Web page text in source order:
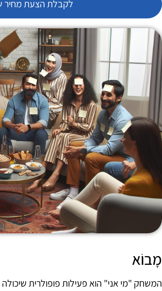
לקבלת הצעת מחיר
מָבוֹא
המשחק "מי אני" הוא פעילות פופולרית